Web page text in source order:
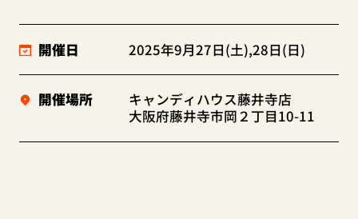
開催日 2025年9月27日(土),28日(日)
開催場所
キャンディハウス藤井寺店
大阪府藤井寺市岡２丁目10-11